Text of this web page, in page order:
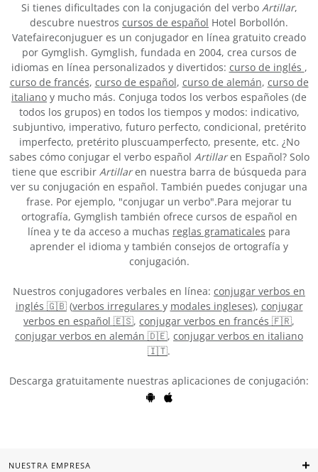
Si tienes dificultades con la conjugación del verbo Artillar,
descubre nuestros cursos de español Hotel Borbollón.
Vatefaireconjuguer es un conjugador en línea gratuito creado
por Gymglish. Gymglish, fundada en 2004, crea cursos de
idiomas en línea personalizados y divertidos: curso de inglés ,
curso de francés, curso de español, curso de alemán, curso de
italiano y mucho más. Conjuga todos los verbos españoles (de
todos los grupos) en todos los tiempos y modos: indicativo,
subjuntivo, imperativo, futuro perfecto, condicional, pretérito
imperfecto, pretérito pluscuamperfecto, presente, etc. ¿No
sabes cómo conjugar el verbo español Artillaren Español? Solo
tiene que escribir Artillaren nuestra barra de búsqueda para
ver su conjugación en español. También puedes conjugar una
frase. Por ejemplo, "conjugar un verbo".Para mejorar tu
ortografía, Gymglish también ofrece cursos de español en
línea y te da acceso a muchas reglas gramaticales para
aprender el idioma y también consejos de ortografía y
conjugación.
Nuestros conjugadores verbales en línea: conjugar verbos en
inglés 🇬🇧(verbos irregulares y modales ingleses), conjugar
verbos en español 🇪🇸, conjugar verbos en francés 🇫🇷,
conjugar verbos en alemán 🇩🇪, conjugar verbos en italiano
🇮🇹.
Descarga gratuitamente nuestras aplicaciones de conjugación:
NUESTRA EMPRESA